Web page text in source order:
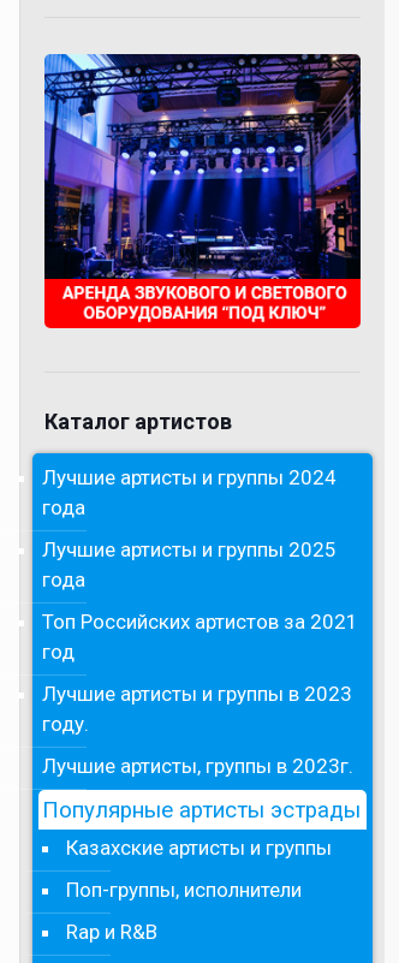
Каталог артистов
Лучшие артисты и группы 2024
года
Лучшие артисты и группы 2025
года
Топ Российских артистов за 2021
год
Лучшие артисты и группы в 2023
году.
Лучшие артисты, группы в 2023г.
Популярные артисты эстрады
Казахские артисты и группы
Поп-группы, исполнители
Rap и R&B